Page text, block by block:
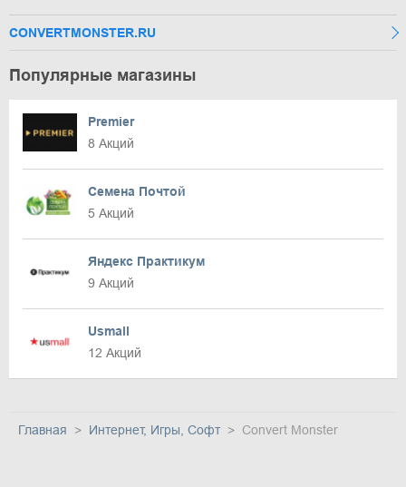
CONVERTMONSTER.RU
Популярные магазины
Premier
8 Акций
Семена Почтой
5 Акций
Яндекс Практикум
9 Акций
Usmall
12 Акций
Главная Интернет, Игры, Софт Convert Monster